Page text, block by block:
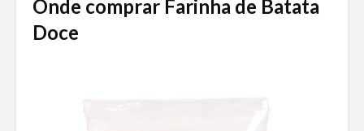
Onde comprar Farinha de Batata
Doce